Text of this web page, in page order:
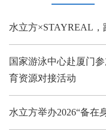
水立方×STAYREAL
国家游泳中心赴厦门
育资源对接活动
水立方举办2026“备在